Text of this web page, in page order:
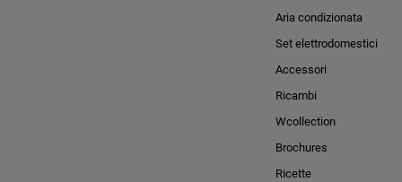
Aria condizionata
Set elettrodomestici
Accessori
Ricambi
Wcollection
Brochures
Ricette